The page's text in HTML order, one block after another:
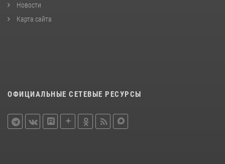
Новости
Карта сайта
ОФИЦИАЛЬНЫЕ СЕТЕВЫЕ РЕСУРСЫ